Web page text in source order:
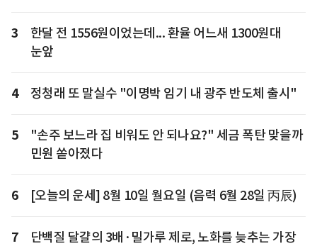
3
한달 전 1556원이었는데... 환율 어느새 1300원대
눈앞
4 정청래 또 말실수 "이명박 임기 내 광주 반도체 출시"
5
"손주 보느라 집 비워도 안 되나요?" 세금 폭탄 맞을까
민원 쏟아졌다
6 [오늘의 운세] 8월 10일 월요일 (음력 6월 28일 丙辰)
7
단백질 달걀의 3배·밀가루 제로, 노화를 늦추는 가장